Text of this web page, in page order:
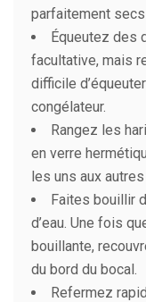
parfaitement secs
Équeutez des
facultative, mais
difficile
congélateur.
Rangez les
en verre
les uns aux autres
Faites bouillir
d’eau. Une fois
bouillante,
du bord du bocal.
Refermez